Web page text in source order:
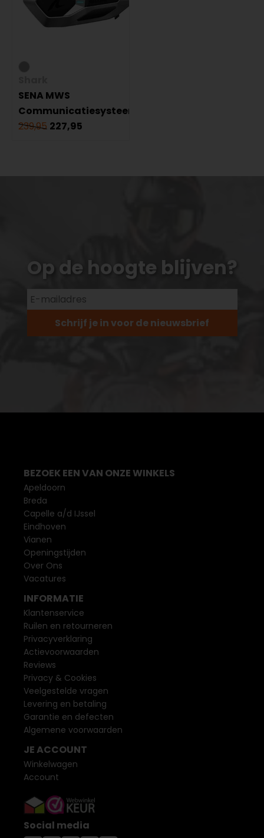
SENA MWS
Communicatiesysteem
239,95 227,95
Op de hoogte blijven?
Schrijf je in voor de nieuwsbrief
BEZOEK EEN VAN ONZE WINKELS
Apeldoorn
Breda
Capelle a/d IJssel
Eindhoven
Vianen
Openingstijden
Over Ons
Vacatures
INFORMATIE
Klantenservice
Ruilen en retourneren
Privacyverklaring
Actievoorwaarden
Reviews
Privacy & Cookies
Veelgestelde vragen
Levering en betaling
Garantie en defecten
Algemene voorwaarden
JE ACCOUNT
Winkelwagen
Account
Social media